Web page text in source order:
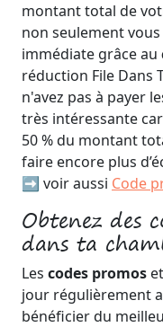
montant total de
non seulement
immédiate grâce au
réduction File Dans
n'avez pas à payer
très intéressante
50 % du montant
faire encore plus
➡️ voir aussi Code
Obtenez des
dans ta
Les codes promos
jour régulièrement
bénéficier du